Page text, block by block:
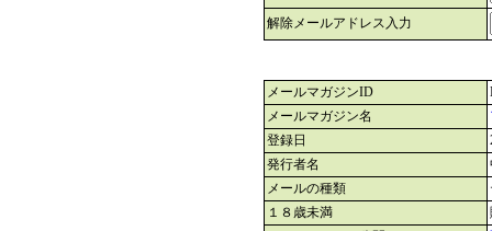
解除メールアドレス入力
メールマガジンID
メールマガジン名
登録日
発行者名
メールの種類
１８歳未満